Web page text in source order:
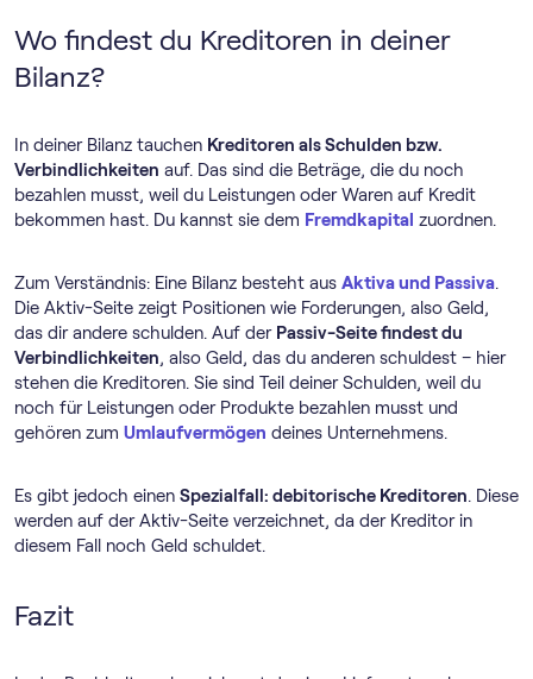
Wo findest du Kreditoren in deiner
Bilanz?
In deiner Bilanz tauchen Kreditoren als Schulden bzw.
Verbindlichkeiten auf. Das sind die Beträge, die du noch
bezahlen musst, weil du Leistungen oder Waren auf Kredit
bekommen hast. Du kannst sie dem Fremdkapital zuordnen.
Zum Verständnis: Eine Bilanz besteht aus Aktiva und Passiva.
Die Aktiv-Seite zeigt Positionen wie Forderungen, also Geld,
das dir andere schulden. Auf der Passiv-Seite findest du
Verbindlichkeiten, also Geld, das du anderen schuldest – hier
stehen die Kreditoren. Sie sind Teil deiner Schulden, weil du
noch für Leistungen oder Produkte bezahlen musst und
gehören zum Umlaufvermögen deines Unternehmens.
Es gibt jedoch einen Spezialfall: debitorische Kreditoren. Diese
werden auf der Aktiv-Seite verzeichnet, da der Kreditor in
diesem Fall noch Geld schuldet.
Fazit